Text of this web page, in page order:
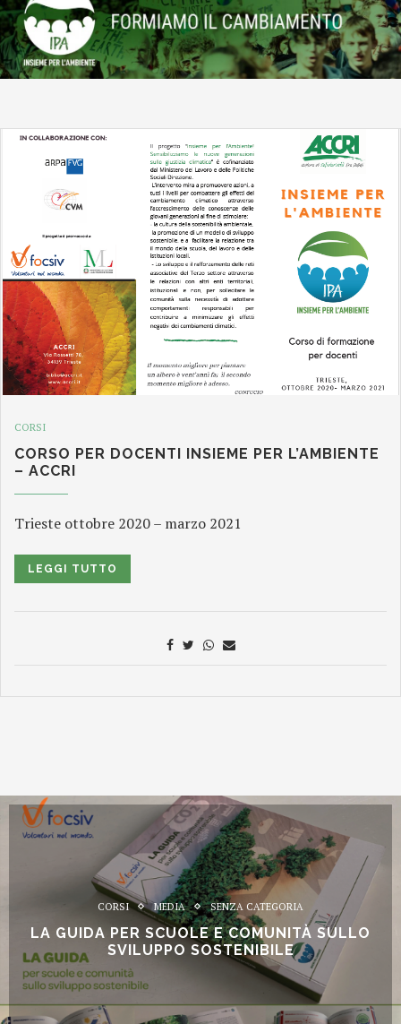
CORSI
CORSO PER DOCENTI INSIEME PER L’AMBIENTE
– ACCRI
Trieste ottobre 2020 – marzo 2021
LEGGI TUTTO
CORSI MEDIA SENZA CATEGORIA
LA GUIDA PER SCUOLE E COMUNITÀ SULLO
SVILUPPO SOSTENIBILE